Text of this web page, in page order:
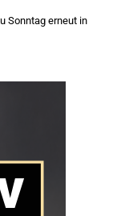
Sonntag erneut in